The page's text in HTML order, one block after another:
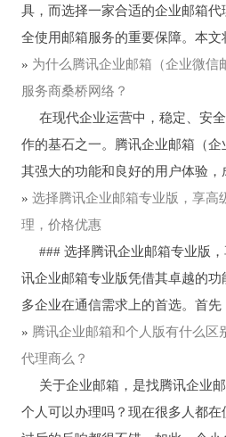
具，而选择一家合适的企业邮箱
全使用邮箱服务的重要保障。本文
» 为什么腾讯企业邮箱（企业微信
服务商桑桥网络？
在现代企业运营中，稳定、安
作的基石之一。腾讯企业邮箱（
其强大的功能和良好的用户体验，
» 选择腾讯企业邮箱专业版，享高
理，价格优惠
### 选择腾讯企业邮箱专业版，
讯企业邮箱专业版凭借其卓越的
多企业在通信需求上的首选。首先
» 腾讯企业邮箱和个人版有什么区
代理商么？
关于企业邮箱，是找腾讯企业邮
个人可以办理吗？现在很多人都